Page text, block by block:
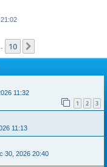
10
11:32
1 2 3
11:13
30, 2026 20:40